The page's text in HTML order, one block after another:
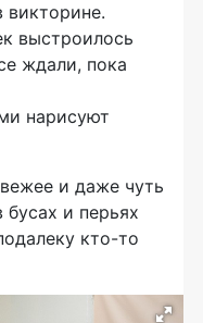
викторине.
выстроилось
ждали, пока
нарисуют
и даже чуть
бусах и перьях
кто-то